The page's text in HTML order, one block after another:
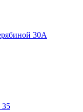
30А
35